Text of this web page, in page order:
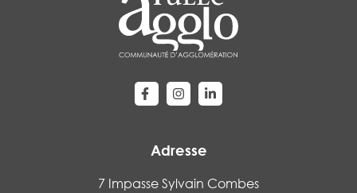
Lien vers le compte Facebook
Lien vers le compte Instagram
Lien vers le compte
Adresse
7 Impasse Sylvain Combes